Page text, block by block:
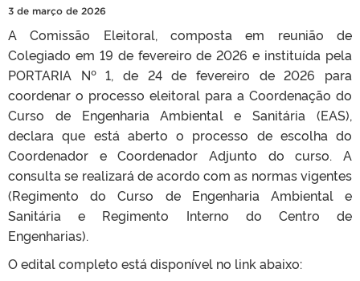
3 de março de 2026
A Comissão Eleitoral, composta em reunião de
Colegiado em 19 de fevereiro de 2026 e instituída pela
PORTARIA Nº 1, de 24 de fevereiro de 2026 para
coordenar o processo eleitoral para a Coordenação do
Curso de Engenharia Ambiental e Sanitária (EAS),
declara que está aberto o processo de escolha do
Coordenador e Coordenador Adjunto do curso. A
consulta se realizará de acordo com as normas vigentes
(Regimento do Curso de Engenharia Ambiental e
Sanitária e Regimento Interno do Centro de
Engenharias).
O edital completo está disponível no link abaixo: